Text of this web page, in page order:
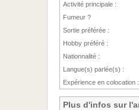
Activité principale :
Fumeur ?
Sortie préférée :
Hobby préféré :
Nationnalité :
Langue(s) parlée(s) :
Expérience en colocation :
Plus d'infos sur